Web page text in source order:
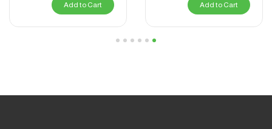
Add to Cart
Add to Cart
1
2